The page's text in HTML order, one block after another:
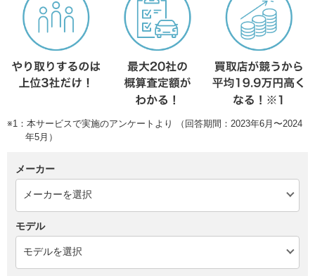
※1：本サービスで実施のアンケートより （回答期間：2023年6月〜2024
年5月）
メーカー
モデル